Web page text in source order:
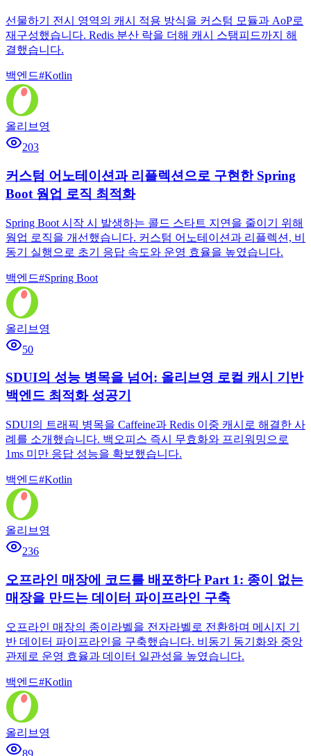
선물하기 전시 영역의 캐시 적용 방식을 커스텀 모듈과 AoP로
재구성했습니다. Redis 분산 락을 더해 캐시 스탬피드까지 해
결했습니다.
백엔드#Kotlin
올리브영
203
커스텀 어노테이션과 리플렉션으로 구현한 Spring
Boot 웜업 로직 최적화
Spring Boot 시작 시 발생하는 콜드 스타트 지연을 줄이기 위해
웜업 로직을 개선했습니다. 커스텀 어노테이션과 리플렉션, 비
동기 실행으로 초기 응답 속도와 운영 효율을 높였습니다.
백엔드#Spring Boot
올리브영
50
SDUI의 성능 병목을 넘어: 올리브영 로컬 캐시 기반
백엔드 최적화 성공기
SDUI의 트래픽 병목을 Caffeine과 Redis 이중 캐시로 해결한 사
례를 소개했습니다. 백오피스 즉시 무효화와 프리워밍으로
1ms 미만 응답 성능을 확보했습니다.
백엔드#Kotlin
올리브영
236
오프라인 매장에 코드를 배포하다 Part 1: 종이 없는
매장을 만드는 데이터 파이프라인 구축
오프라인 매장의 종이라벨을 전자라벨로 전환하며 메시지 기
반 데이터 파이프라인을 구축했습니다. 비동기 동기화와 중앙
관제로 운영 효율과 데이터 일관성을 높였습니다.
백엔드#Kotlin
올리브영
89